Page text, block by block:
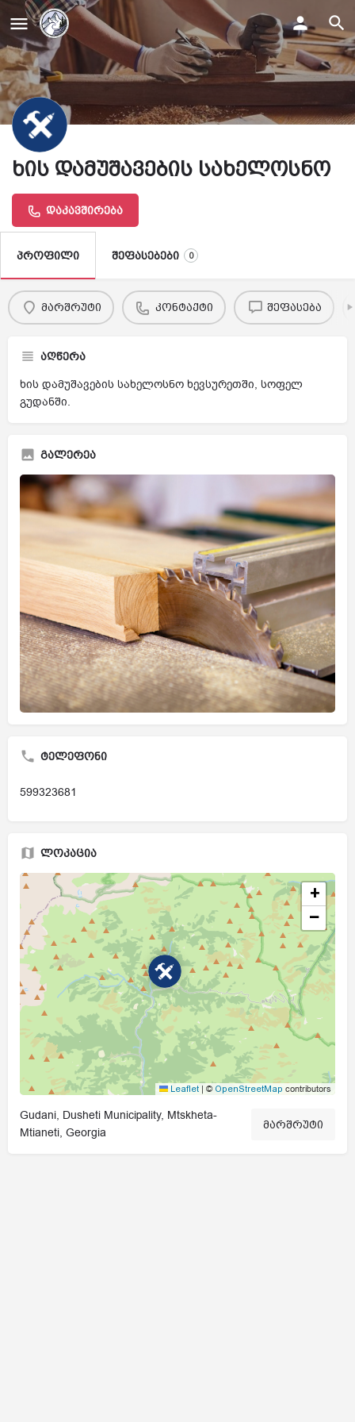
ხის დამუშავების სახელოსნო
დაკავშირება
პროფილი შეფასებები 0
მარშრუტი კონტაქტი შეფასება
აღწერა
ხის დამუშავების სახელოსნო ხევსურეთში, სოფელ
გუდანში.
გალერეა
ტელეფონი
599323681
ლოკაცია
+
−
Leaflet | © OpenStreetMap contributors
Gudani, Dusheti Municipality, Mtskheta-
Mtianeti, Georgia
მარშრუტი